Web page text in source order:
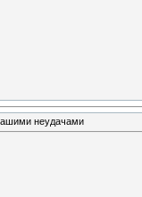
неудачами